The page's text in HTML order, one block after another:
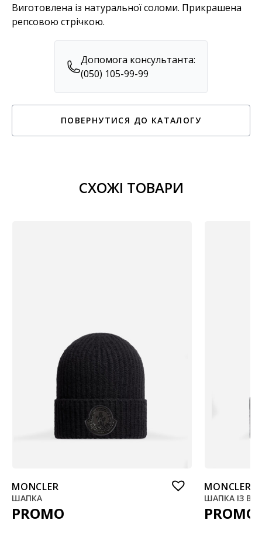
Виготовлена ​​із натуральної соломи. Прикрашена
репсовою стрічкою.
Допомога консультанта:
(050) 105-99-99
ПОВЕРНУТИСЯ ДО КАТАЛОГУ
СХОЖІ ТОВАРИ
MONCLER
ШАПКА
PROMO
MONCLER
ШАПКА ІЗ
PROMO